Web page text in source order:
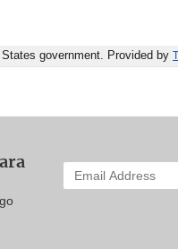
government. Provided by
Enter
your